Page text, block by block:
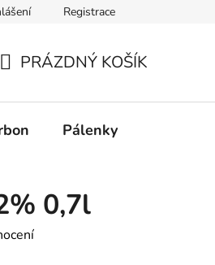
Registrace
PRÁZDNÝ KOŠÍK
Pálenky
0,7l